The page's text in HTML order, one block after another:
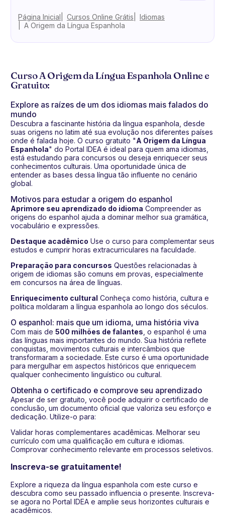
Página Inicial Cursos Online Grátis
Idiomas
A Origem da Língua Espanhola
Curso A Origem da Língua Espanhola Online e
Gratuito:
Explore as raízes de um dos idiomas mais falados do
mundo
Descubra a fascinante história da língua espanhola, desde
suas origens no latim até sua evolução nos diferentes países
onde é falada hoje. O curso gratuito "A Origem da Língua
Espanhola" do Portal IDEA é ideal para quem ama idiomas,
está estudando para concursos ou deseja enriquecer seus
conhecimentos culturais. Uma oportunidade única de
entender as bases dessa língua tão influente no cenário
global.
Motivos para estudar a origem do espanhol
Aprimore seu aprendizado do idioma Compreender as
origens do espanhol ajuda a dominar melhor sua gramática,
vocabulário e expressões.
Destaque acadêmico Use o curso para complementar seus
estudos e cumprir horas extracurriculares na faculdade.
Preparação para concursos Questões relacionadas à
origem de idiomas são comuns em provas, especialmente
em concursos na área de línguas.
Enriquecimento cultural Conheça como história, cultura e
política moldaram a língua espanhola ao longo dos séculos.
O espanhol: mais que um idioma, uma história viva
Com mais de 500 milhões de falantes , o espanhol é uma
das línguas mais importantes do mundo. Sua história reflete
conquistas, movimentos culturais e intercâmbios que
transformaram a sociedade. Este curso é uma oportunidade
para mergulhar em aspectos históricos que enriquecem
qualquer conhecimento linguístico ou cultural.
Obtenha o certificado e comprove seu aprendizado
Apesar de ser gratuito, você pode adquirir o certificado de
conclusão, um documento oficial que valoriza seu esforço e
dedicação. Utilize-o para:
Validar horas complementares acadêmicas. Melhorar seu
currículo com uma qualificação em cultura e idiomas.
Comprovar conhecimento relevante em processos seletivos.
Inscreva-se gratuitamente!
Explore a riqueza da língua espanhola com este curso e
descubra como seu passado influencia o presente. Inscreva-
se agora no Portal IDEA e amplie seus horizontes culturais e
acadêmicos.